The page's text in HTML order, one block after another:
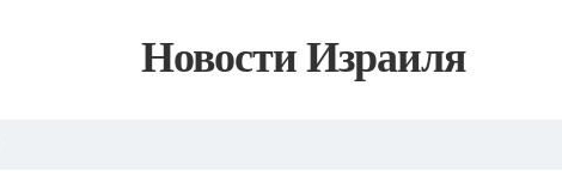
Новости Израиля